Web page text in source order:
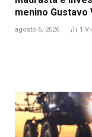
menino Gustavo
agosto 6, 2026 1